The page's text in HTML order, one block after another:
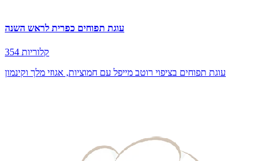
עוגת תפוחים כפרית לראש השנה
354 קלוריות
עוגת תפוחים בציפוי רוטב מייפל עם חמוציות, אגוזי מלך וקינמון